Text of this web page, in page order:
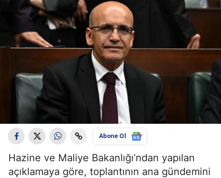
Abone Ol
Hazine ve Maliye Bakanlığı’ndan yapılan
açıklamaya göre, toplantının ana gündemini